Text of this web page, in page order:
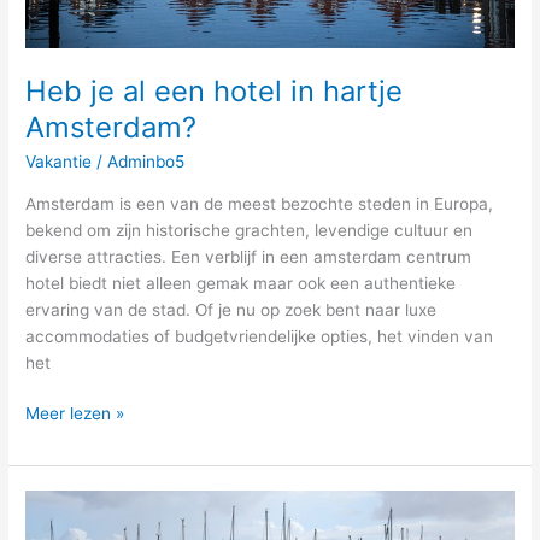
Heb je al een hotel in hartje
Amsterdam?
Vakantie /Adminbo5
Amsterdam is een van de meest bezochte steden in Europa,
bekend om zijn historische grachten, levendige cultuur en
diverse attracties. Een verblijf in een amsterdam centrum
hotel biedt niet alleen gemak maar ook een authentieke
ervaring van de stad. Of je nu op zoek bent naar luxe
accommodaties of budgetvriendelijke opties, het vinden van
het
Meer lezen »